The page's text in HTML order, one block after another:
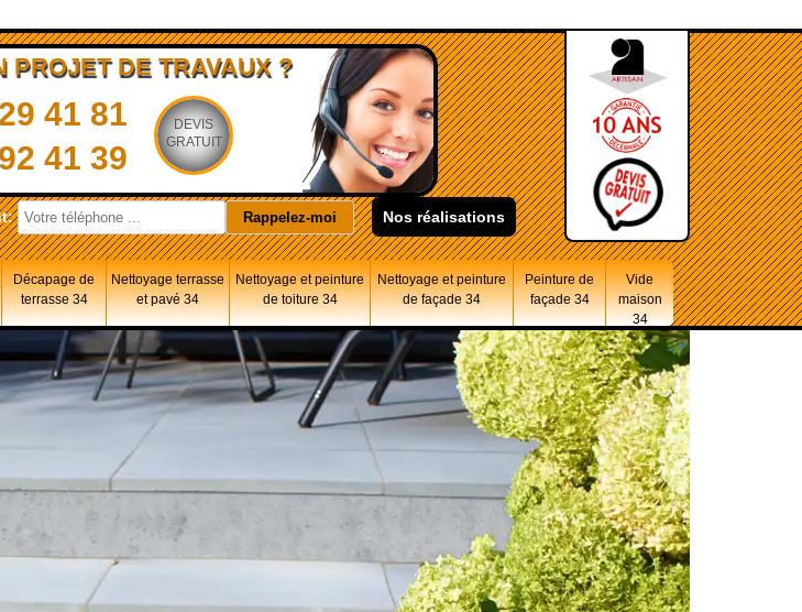
PROJET DE TRAVAUX ?
41 81
41 39
DEVIS
GRATUIT
Nos réalisations
Décapage de
terrasse 34
Nettoyage terrasse
et pavé 34
Nettoyage et peinture
de toiture 34
Nettoyage et peinture
de façade 34
Peinture de
façade 34
Vide
maison
34